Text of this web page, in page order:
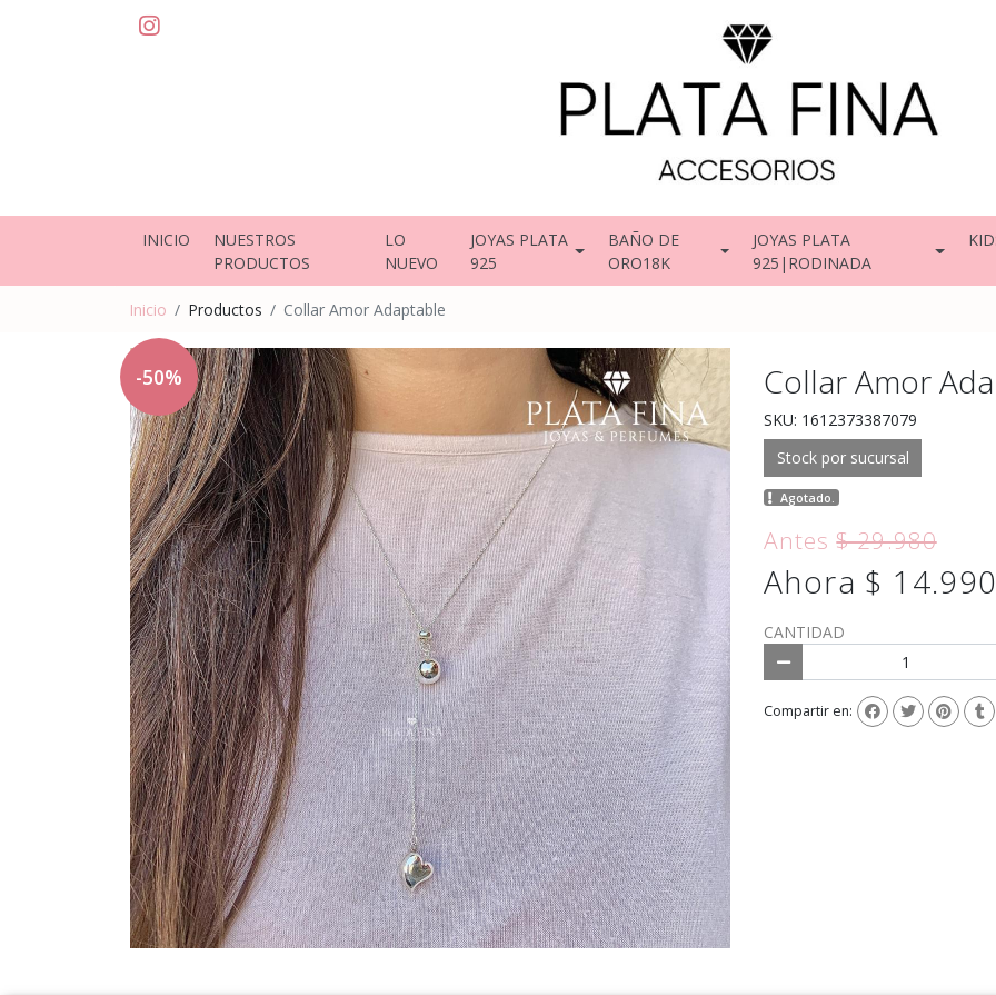
INICIO
NUESTROS
PRODUCTOS
LO
NUEVO
JOYAS PLATA
925
BAÑO DE
ORO18K
JOYAS PLATA
925|RODINADA
Inicio Productos Collar Amor Adaptable
-50% Collar Amor
SKU: 1612373387079
Stock por sucursal
Agotado.
Antes$ 29.980
Ahora $ 14.990
CANTIDAD
Compartir en: